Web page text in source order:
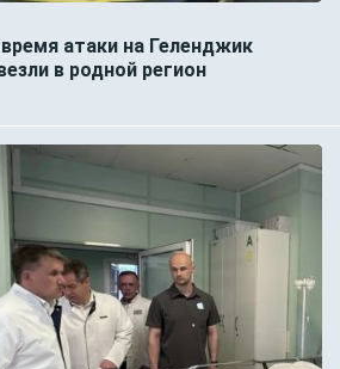
атаки на Геленджик
в родной регион